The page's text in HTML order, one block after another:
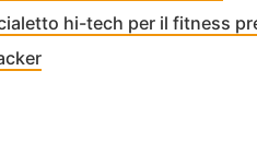
hi-tech per il fitness